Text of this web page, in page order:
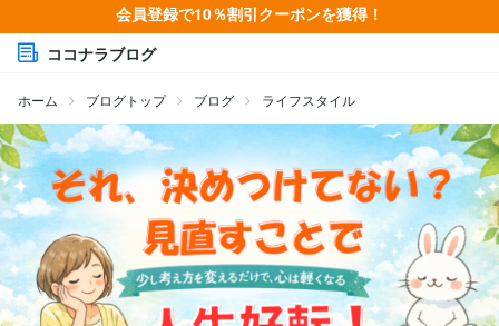
会員登録で10％割引クーポンを獲得！
ココナラブログ
ホーム ブログトップ ブログ ライフスタイル